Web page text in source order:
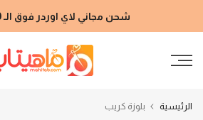
إلى
شحن مجاني لاي اوردر فوق الـ 2000 جنيه
الرئيسية بلوزة كريب